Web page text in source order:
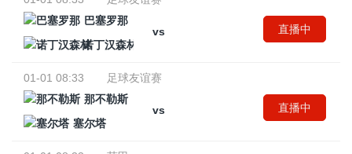
巴塞罗那
vs
诺丁汉森林
直播中
01-01 08:33
足球友谊赛
那不勒斯
vs
塞尔塔
直播中